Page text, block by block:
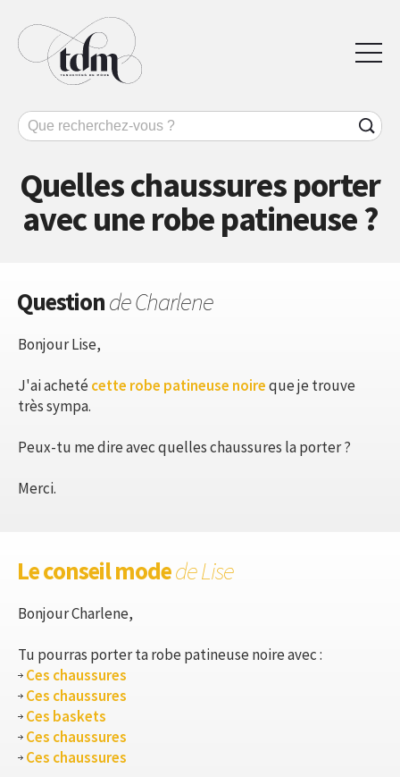
Quelles chaussures porter
avec une robe patineuse ?
Questionde Charlene
Bonjour Lise,
J'ai achetécette robe patineuse noireque je trouve
très sympa.
Peux-tu me dire avec quelles chaussures la porter ?
Merci.
Le conseil modede Lise
Bonjour Charlene,
Tu pourras porter ta robe patineuse noire avec :
Ces chaussures
Ces chaussures
Ces baskets
Ces chaussures
Ces chaussures